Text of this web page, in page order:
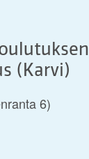
(Karvi)
6)